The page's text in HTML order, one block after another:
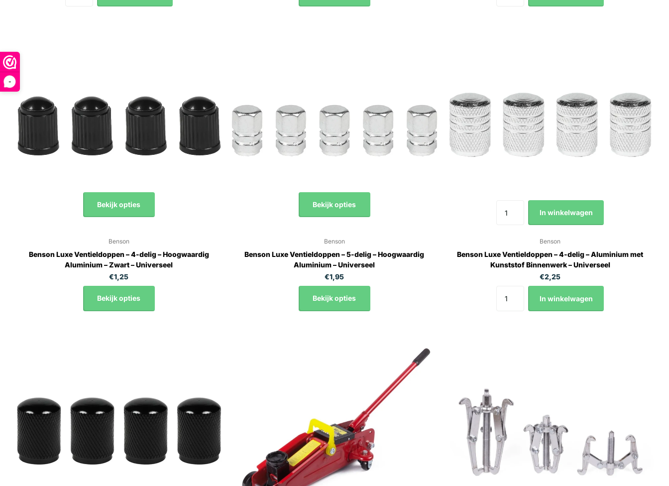
-
Bekijk opties
Benson
Benson Luxe Ventieldoppen – 4-delig – Hoogwaardig
Aluminium – Zwart – Universeel
€1,25
Bekijk opties
Bekijk opties
Benson
Benson Luxe Ventieldoppen – 5-delig – Hoogwaardig
Aluminium – Universeel
€1,95
Bekijk opties
In winkelwagen
Benson
Benson Luxe Ventieldoppen – 4-delig – Aluminium met
Kunststof Binnenwerk – Universeel
€2,25
In winkelwagen